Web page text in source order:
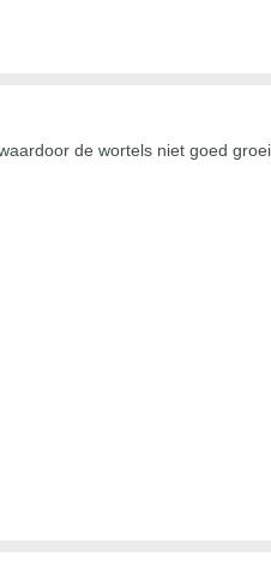
de wortels niet goed